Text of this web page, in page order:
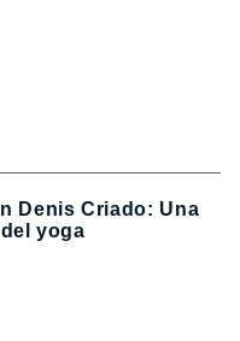
Denis Criado: Una
yoga